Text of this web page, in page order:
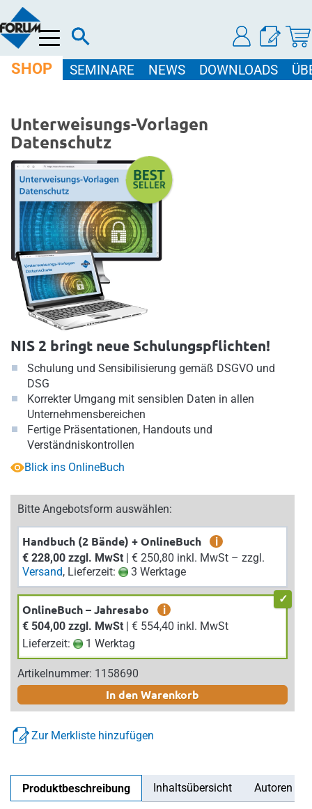
Menü
SHOP SEMINARE NEWS DOWNLOADS
Unterweisungs-Vorlagen
Datenschutz
NIS 2 bringt neue Schulungspflichten!
Schulung und Sensibilisierung gemäß DSGVO und
DSG
Korrekter Umgang mit sensiblen Daten in allen
Unternehmensbereichen
Fertige Präsentationen, Handouts und
Verständniskontrollen
Blick ins OnlineBuch
Bitte Angebotsform auswählen:
Handbuch (2 Bände) + OnlineBuch
i
€ 228,00 zzgl. MwSt
| € 250,80 inkl. MwSt – zzgl.
Versand, Lieferzeit: 3 Werktage
OnlineBuch – Jahresabo
i
€ 504,00 zzgl. MwSt
| € 554,40 inkl. MwSt
Lieferzeit:
1 Werktag
Artikelnummer: 1158690
In den Warenkorb
Zur Merkliste hinzufügen
Produktbeschreibung Inhaltsübersicht Autoren